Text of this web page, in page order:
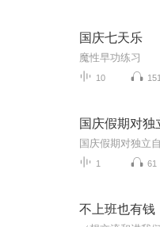
国庆七天乐
魔性早功练习
10
国庆假期对独
1 61
不上班也有钱